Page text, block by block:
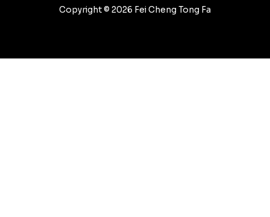
Copyright © 2026 Fei Cheng Tong Fa